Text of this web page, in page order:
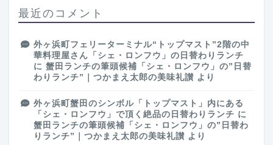
最近のコメント
外ヶ浜町フェリーターミナル“トップマスト”2階の中
華料理屋さん「シェ・ロンフウ」の日替わりランチ
に 蟹田ランチの筆頭候補「シェ・ロンフウ」の”日替
わりランチ”｜つかまえ太郎の美味礼讃 より
外ヶ浜町蟹田のシンボル「トップマスト」内にある
「シェ・ロンフウ」で頂く絶品の日替わりランチ に
蟹田ランチの筆頭候補「シェ・ロンフウ」の”日替わ
りランチ”｜つかまえ太郎の美味礼讃 より